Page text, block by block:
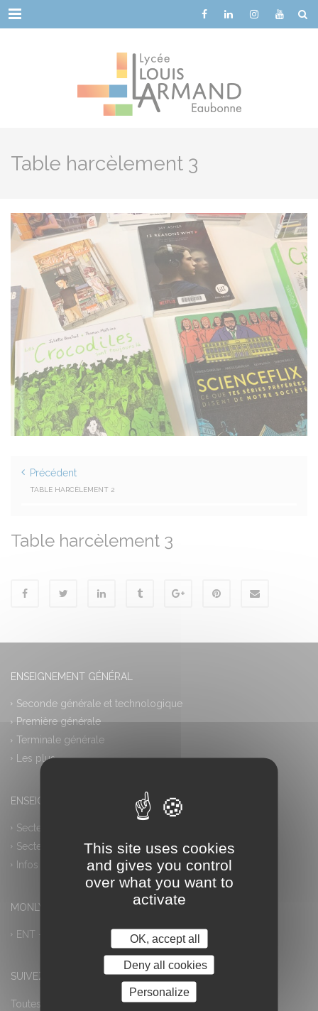
Menu
Table harcèlement 3
Précédent
TABLE HARCÈLEMENT 2
Table harcèlement 3
ENSEIGNEMENT GÉNÉRAL
Seconde générale et technologique
Première générale
Terminale générale
Les plus
ENSEIGNEMENT PROFESSIONNEL
Secteur industriel
Secteur tertiaire
Infos pratiques
MONLYCEE.NET (ENT) – PRONOTE
ENT – Accès à PRONOTE
SUIVEZ-NOUS
Toutes les actualités
Cookies management panel
This site uses cookies
and gives you control
over what you want to
activate
OK, accept all
Deny all cookies
Personalize